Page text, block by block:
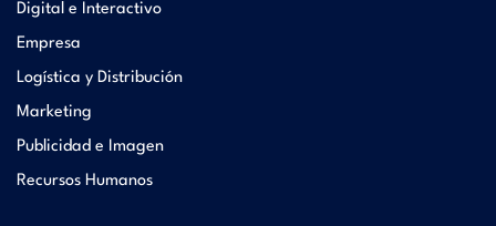
Digital e Interactivo
Empresa
Logística y Distribución
Marketing
Publicidad e Imagen
Recursos Humanos